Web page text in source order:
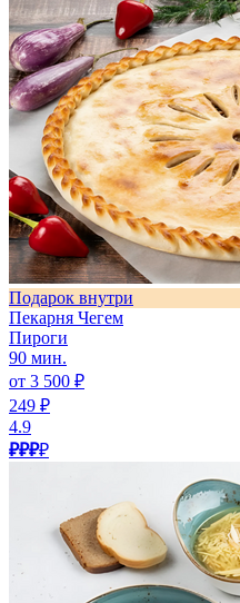
Подарок внутри
Пекарня Чегем
Пироги
90 мин.
от 3 500 ₽
249 ₽
4.9
₽₽₽₽